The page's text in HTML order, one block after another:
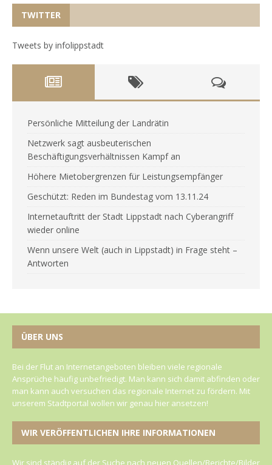
TWITTER
Tweets by infolippstadt
Persönliche Mitteilung der Landrätin
Netzwerk sagt ausbeuterischen
Beschäftigungsverhältnissen Kampf an
Höhere Mietobergrenzen für Leistungsempfänger
Geschützt: Reden im Bundestag vom 13.11.24
Internetauftritt der Stadt Lippstadt nach Cyberangriff
wieder online
Wenn unsere Welt (auch in Lippstadt) in Frage steht –
Antworten
ÜBER UNS
Bei der Flut an Internetangeboten bleiben viele regionale
Ansprüche häufig unbefriedigt. Man kann sich damit abfinden oder
man kann auch versuchen das regionale Internet zu fördern. Mit
unserem Stadtportal wollen wir genau hier ansetzen!
WIR VERÖFFENTLICHEN IHRE INFORMATIONEN
Wir sind ständig auf der Suche nach neuen Quellen/Berichte/Bilder